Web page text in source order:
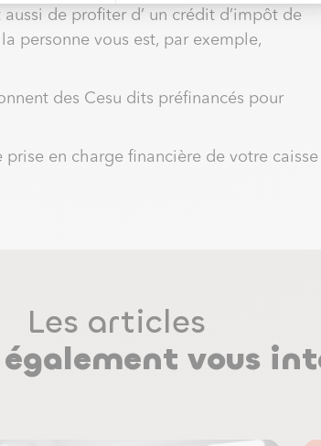
de profiter d’ un crédit d’impôt de
personne vous est, par exemple,
des Cesu dits préfinancés pour
prise en charge financière de votre caisse
Les articles
vous